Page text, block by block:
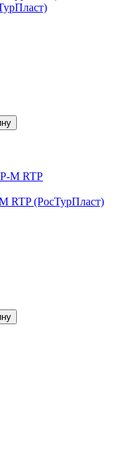
RTP (РосТурПласт)